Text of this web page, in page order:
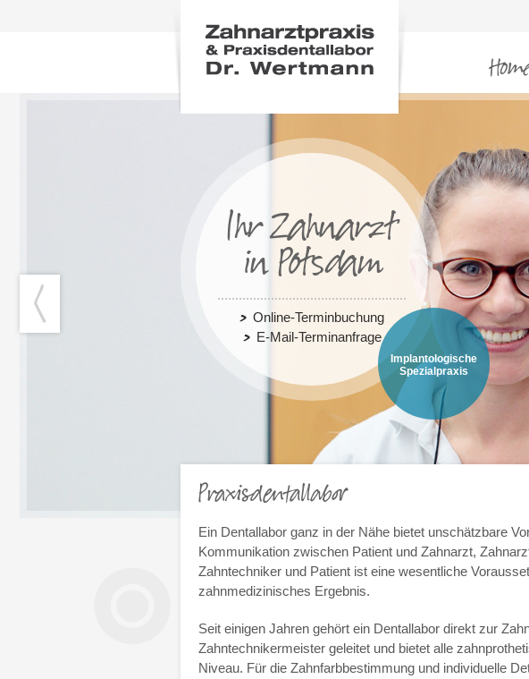
Home
Ihr Zahnarzt
in Potsdam
Online-Terminbuchung
E-Mail-Terminanfrage
Implantologische
Spezialpraxis
Praxisdentallabor
Ein Dentallabor ganz in der Nähe bietet unschätzbare
Kommunikation zwischen Patient und Zahnarzt,
Zahntechniker und Patient ist eine wesentliche
zahnmedizinisches Ergebnis.
Seit einigen Jahren gehört ein Dentallabor direkt zur
Zahntechnikermeister geleitet und bietet alle
Niveau. Für die Zahnfarbbestimmung und individuelle